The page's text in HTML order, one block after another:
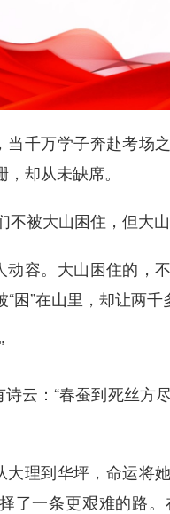
当千万学子奔赴考场
却从未缺席。
不被大山困住，但大
动容。大山困住的
困”在山里，却让两千
云：“春蚕到死丝方
大理到华坪，命运将
了一条更艰难的路